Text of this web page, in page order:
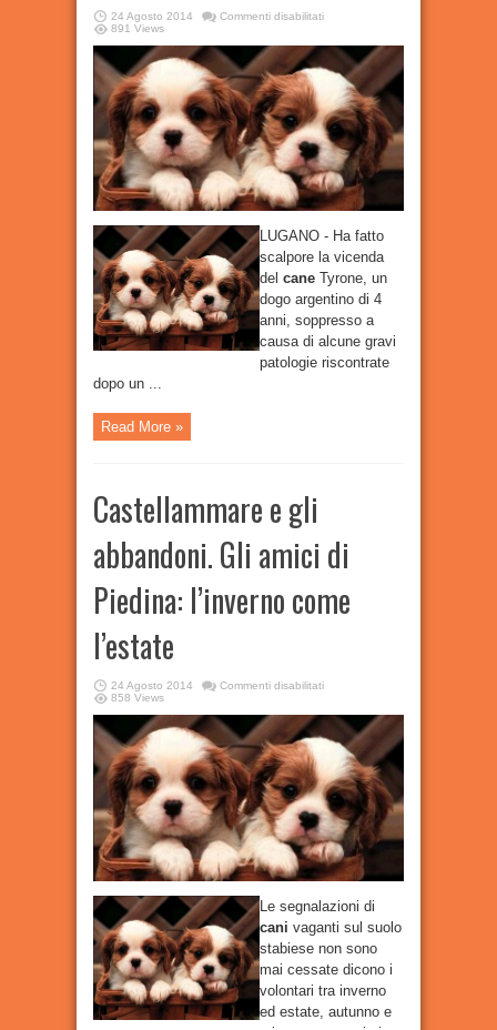
24 Agosto 2014 Commenti disabilitatisu
chiarezza
morte
quel
cane.
La
proprietaria
fa
bene
a
rivolgersi
a
un
891 Views
LUGANO - Ha fatto
scalpore la vicenda
del cane Tyrone, un
dogo argentino di 4
anni, soppresso a
causa di alcune gravi
patologie riscontrate
dopo un ...
Read More »
Castellammare e gli
abbandoni. Gli amici di
Piedina: l’inverno come
l’estate
24 Agosto 2014 Commenti disabilitatisu
gli
abbandoni.
Gli
amici
Piedina:
l’inverno
come
l’estate
858 Views
Le segnalazioni di
cani vaganti sul suolo
stabiese non sono
mai cessate dicono i
volontari tra inverno
ed estate, autunno e